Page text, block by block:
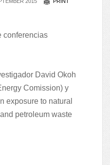
conferencias
David Okoh
Comission) y
exposure to natural
petroleum waste